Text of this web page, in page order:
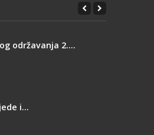
održavanja 2....
i...